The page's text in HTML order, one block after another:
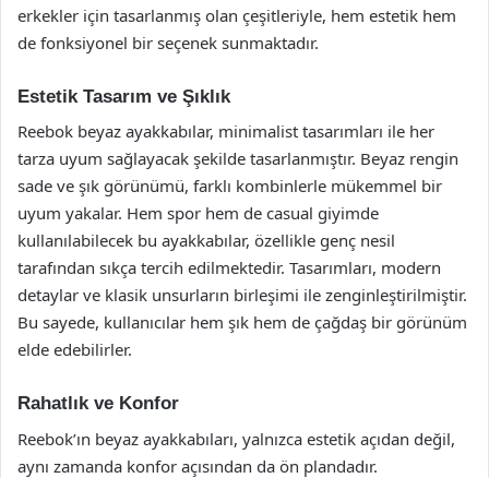
erkekler için tasarlanmış olan çeşitleriyle, hem estetik hem
de fonksiyonel bir seçenek sunmaktadır.
Estetik Tasarım ve Şıklık
Reebok beyaz ayakkabılar, minimalist tasarımları ile her
tarza uyum sağlayacak şekilde tasarlanmıştır. Beyaz rengin
sade ve şık görünümü, farklı kombinlerle mükemmel bir
uyum yakalar. Hem spor hem de casual giyimde
kullanılabilecek bu ayakkabılar, özellikle genç nesil
tarafından sıkça tercih edilmektedir. Tasarımları, modern
detaylar ve klasik unsurların birleşimi ile zenginleştirilmiştir.
Bu sayede, kullanıcılar hem şık hem de çağdaş bir görünüm
elde edebilirler.
Rahatlık ve Konfor
Reebok’ın beyaz ayakkabıları, yalnızca estetik açıdan değil,
aynı zamanda konfor açısından da ön plandadır.